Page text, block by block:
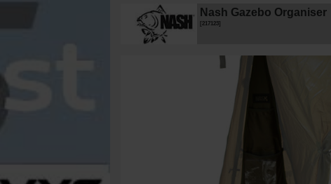
Nash Gazebo Organiser
217123]